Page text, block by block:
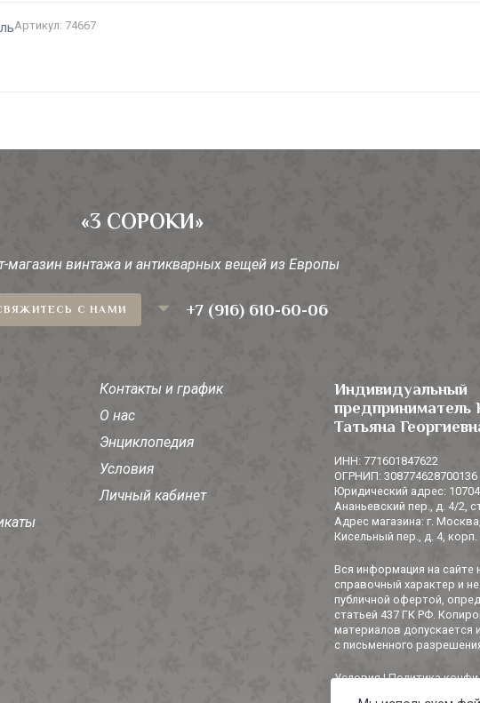
Артикул: 74667
«3 СОРОКИ»
магазин винтажа и антикварных вещей из Европы
С НАМИ +7 (916) 610-60-06
Контакты и график
О нас
Энциклопедия
Условия
Личный кабинет
Индивидуальный
предприниматель
Татьяна
ИНН: 771601847622
ОГРНИП: 308774628700136
Юридический адрес:
Ананьевский пер., д. 4/2,
Адрес магазина: г.
Кисельный пер., д. 4, корп.
Вся информация на сайте
справочный характер и
публичной офертой,
статьей 437 ГК РФ.
материалов допускается
с письменного
Условия|Политика